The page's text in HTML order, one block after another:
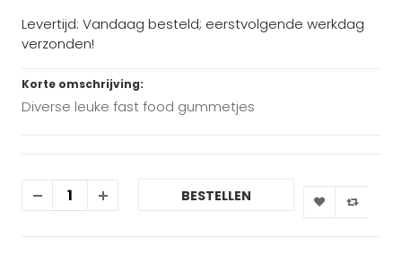
Levertijd: Vandaag besteld; eerstvolgende werkdag
verzonden!
Korte omschrijving:
Diverse leuke fast food gummetjes
BESTELLEN